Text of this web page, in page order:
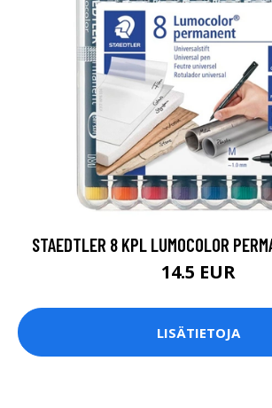
STAEDTLER 8 KPL LUMOCOLOR
14.5 EUR
LISÄTIETOJA